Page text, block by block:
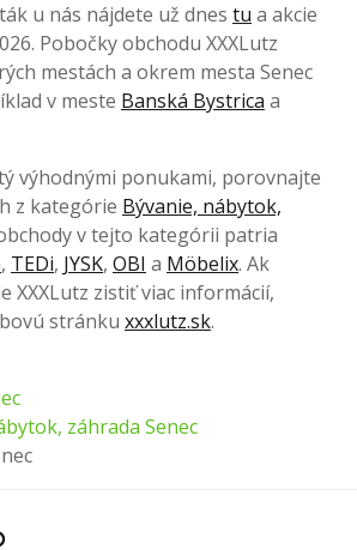
u nás nájdete už dnes tu a akcie
Pobočky obchodu XXXLutz
mestách a okrem mesta Senec
v meste Banská Bystrica a
výhodnými ponukami, porovnajte
z kategórie Bývanie, nábytok,
v tejto kategórii patria
, TEDi, JYSK, OBI a Möbelix. Ak
XXXLutz zistiť viac informácií,
stránku xxxlutz.sk.
záhrada Senec